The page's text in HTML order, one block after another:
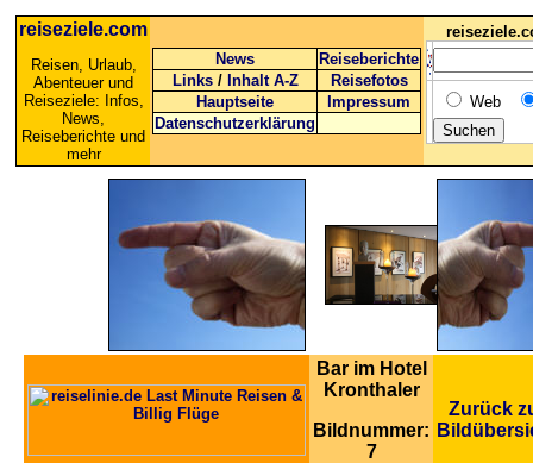
reiseziele.com
Reisen, Urlaub,
Abenteuer und
Reiseziele: Infos,
News,
Reiseberichte und
mehr
News
Reiseberichte
Links / Inhalt A-Z
Reisefotos
Hauptseite
Impressum
Datenschutzerklärung
Web
Bar im Hotel
Kronthaler
Bildnummer:
7
Zurück